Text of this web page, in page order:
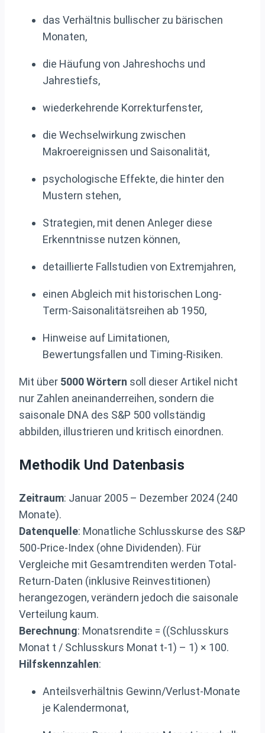
das Verhältnis bullischer zu bärischen
Monaten,
die Häufung von Jahreshochs und
Jahrestiefs,
wiederkehrende Korrekturfenster,
die Wechselwirkung zwischen
Makroereignissen und Saisonalität,
psychologische Effekte, die hinter den
Mustern stehen,
Strategien, mit denen Anleger diese
Erkenntnisse nutzen können,
detaillierte Fallstudien von Extremjahren,
einen Abgleich mit historischen Long-
Term-Saisonalitätsreihen ab 1950,
Hinweise auf Limitationen,
Bewertungsfallen und Timing-Risiken.
Mit über 5000 Wörtern soll dieser Artikel nicht
nur Zahlen aneinanderreihen, sondern die
saisonale DNA des S&P 500 vollständig
abbilden, illustrieren und kritisch einordnen.
Methodik Und Datenbasis
Zeitraum: Januar 2005 – Dezember 2024 (240
Monate).
Datenquelle: Monatliche Schlusskurse des S&P
500-Price-Index (ohne Dividenden). Für
Vergleiche mit Gesamt­renditen werden Total-
Return-Daten (inklusive Reinvestitionen)
herangezogen, verändern jedoch die saisonale
Verteilung kaum.
Berechnung: Monatsrendite = ((Schlusskurs
Monat t / Schlusskurs Monat t-1) – 1) × 100.
Hilfskennzahlen:
Anteilsverhältnis Gewinn/Verlust-Monate
je Kalendermonat,